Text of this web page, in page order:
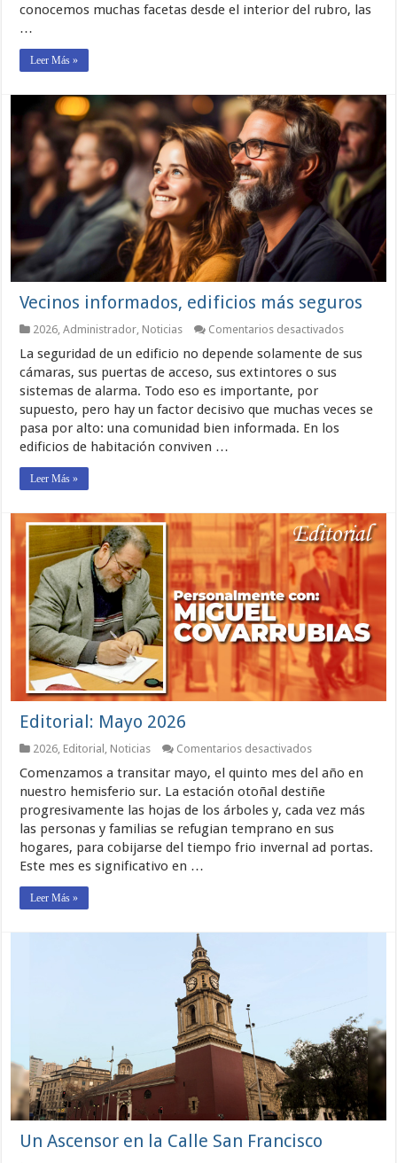
conocemos muchas facetas desde el interior del rubro, las
…
Leer Más »
Vecinos informados, edificios más seguros
2026,Administrador, Noticias Comentarios desactivadosen
La seguridad de un edificio no depende solamente de sus
cámaras, sus puertas de acceso, sus extintores o sus
sistemas de alarma. Todo eso es importante, por
supuesto, pero hay un factor decisivo que muchas veces se
pasa por alto: una comunidad bien informada. En los
edificios de habitación conviven …
Leer Más »
Editorial: Mayo 2026
2026, Editorial , Noticias Comentarios desactivadosen
Mayo
2026
Comenzamos a transitar mayo, el quinto mes del año en
nuestro hemisferio sur. La estación otoñal destiñe
progresivamente las hojas de los árboles y, cada vez más
las personas y familias se refugian temprano en sus
hogares, para cobijarse del tiempo frio invernal ad portas.
Este mes es significativo en …
Leer Más »
Un Ascensor en la Calle San Francisco